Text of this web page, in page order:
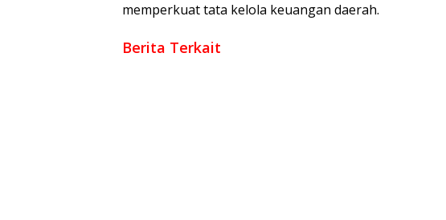
memperkuat tata kelola keuangan daerah.
Berita Terkait